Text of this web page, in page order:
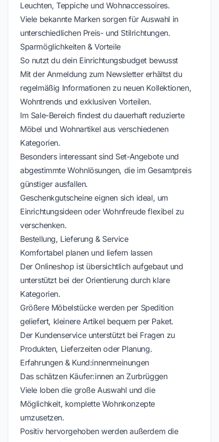
Leuchten, Teppiche und Wohnaccessoires.
Viele bekannte Marken sorgen für Auswahl in
unterschiedlichen Preis- und Stilrichtungen.
Sparmöglichkeiten & Vorteile
So nutzt du dein Einrichtungsbudget bewusst
Mit der Anmeldung zum Newsletter erhältst du
regelmäßig Informationen zu neuen Kollektionen,
Wohntrends und exklusiven Vorteilen.
Im Sale-Bereich findest du dauerhaft reduzierte
Möbel und Wohnartikel aus verschiedenen
Kategorien.
Besonders interessant sind Set-Angebote und
abgestimmte Wohnlösungen, die im Gesamtpreis
günstiger ausfallen.
Geschenkgutscheine eignen sich ideal, um
Einrichtungsideen oder Wohnfreude flexibel zu
verschenken.
Bestellung, Lieferung & Service
Komfortabel planen und liefern lassen
Der Onlineshop ist übersichtlich aufgebaut und
unterstützt bei der Orientierung durch klare
Kategorien.
Größere Möbelstücke werden per Spedition
geliefert, kleinere Artikel bequem per Paket.
Der Kundenservice unterstützt bei Fragen zu
Produkten, Lieferzeiten oder Planung.
Erfahrungen & Kund:innenmeinungen
Das schätzen Käufer:innen an Zurbrüggen
Viele loben die große Auswahl und die
Möglichkeit, komplette Wohnkonzepte
umzusetzen.
Positiv hervorgehoben werden außerdem die